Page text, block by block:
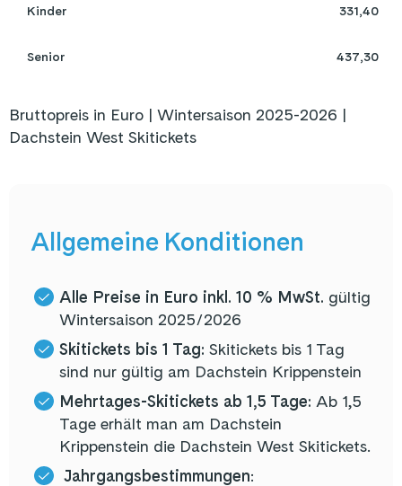
Kinder 331,40
Senior 437,30
Bruttopreis in Euro | Wintersaison 2025-2026 |
Dachstein West Skitickets
Allgemeine Konditionen
Alle Preise in Euro inkl. 10 % MwSt. gültig
Wintersaison 2025/2026
Skitickets bis 1 Tag: Skitickets bis 1 Tag
sind nur gültig am Dachstein Krippenstein
Mehrtages-Skitickets ab 1,5 Tage: Ab 1,5
Tage erhält man am Dachstein
Krippenstein die Dachstein West Skitickets.
Jahrgangsbestimmungen: